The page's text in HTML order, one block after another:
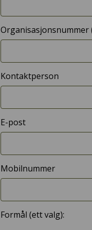
Kontaktperson
E-post
Mobilnummer
Formål (ett valg):